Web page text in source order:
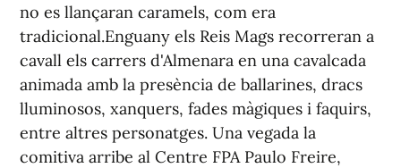
no es llançaran caramels, com era
tradicional.Enguany els Reis Mags recorreran a
cavall els carrers d'Almenara en una cavalcada
animada amb la presència de ballarines, dracs
lluminosos, xanquers, fades màgiques i faquirs,
entre altres personatges. Una vegada la
comitiva arribe al Centre FPA Paulo Freire,